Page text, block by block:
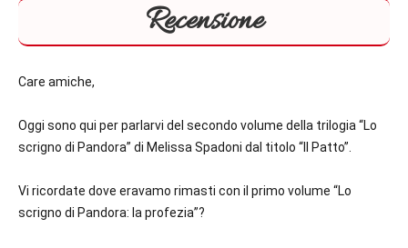
Recensione
Care amiche,
Oggi sono qui per parlarvi del secondo volume della trilogia “Lo
scrigno di Pandora” di Melissa Spadoni dal titolo “Il Patto”.
Vi ricordate dove eravamo rimasti con il primo volume “Lo
scrigno di Pandora: la profezia”?